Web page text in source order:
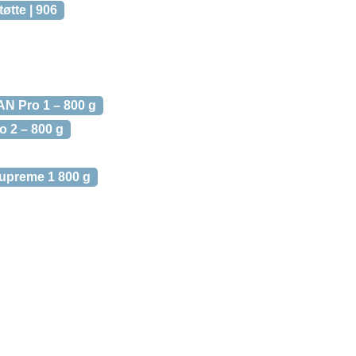
| 906
Pro 1 – 800 g
2 – 800 g
1 800 g